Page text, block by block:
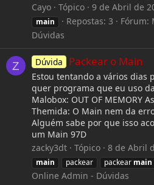
Cayo
Tópico 9 de Abril de
main
Repostas: 3 Fórum:
Dúvidas
Z Dúvida Packear o Main
Estou tentando a vários dias
quer programa que eu uso
Malobox: OUT OF MEMORY
Themida: O Main nem da
Alguém sabe por que isso
um Main 97D
zacky3dt
Tópico 8 de Abril
main
packear packear main
Online Admin - Dúvidas